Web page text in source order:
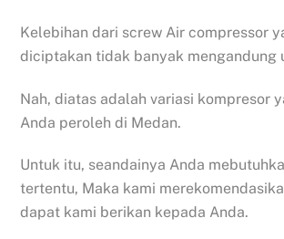
Kelebihan dari screw Air compressor
diciptakan tidak banyak mengandung
Nah, diatas adalah variasi kompresor
Anda peroleh di Medan.
Untuk itu, seandainya Anda
tertentu, Maka kami
dapat kami berikan kepada Anda.